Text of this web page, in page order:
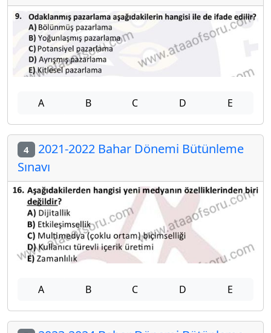
A B C D E
4 2021-2022 Bahar Dönemi Bütünleme
Sınavı
A B C D E